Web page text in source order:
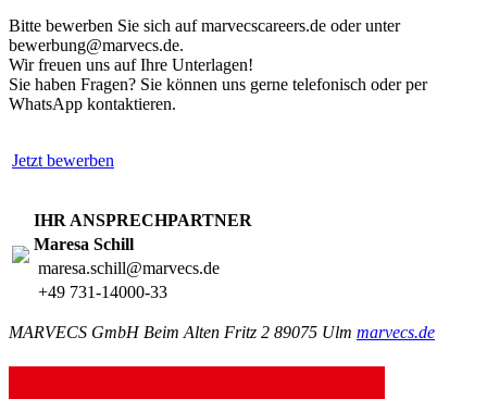
Bitte bewerben Sie sich auf marvecscareers.de oder unter
bewerbung@marvecs.de.
Wir freuen uns auf Ihre Unterlagen!
Sie haben Fragen? Sie können uns gerne telefonisch oder per
WhatsApp kontaktieren.
Jetzt bewerben
IHR ANSPRECHPARTNER
Maresa Schill
maresa.schill@marvecs.de
+49 731-14000-33
MARVECS GmbH Beim Alten Fritz 2 89075 Ulm marvecs.de